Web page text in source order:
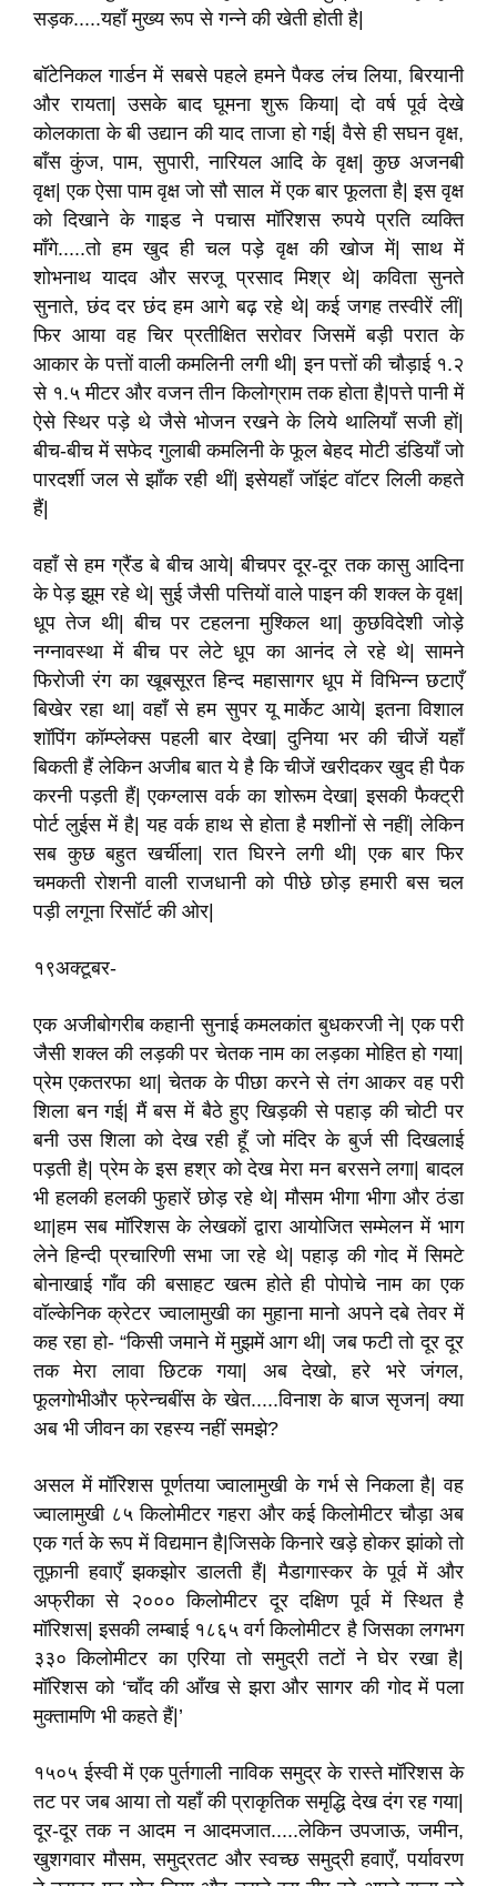
सड़क.....यहाँ मुख्य रूप से गन्ने की खेती होती है|
बॉटेनिकल गार्डन में सबसे पहले हमने पैक्ड लंच लिया, बिरयानी
और रायता| उसके बाद घूमना शुरू किया| दो वर्ष पूर्व देखे
कोलकाता के बी उद्यान की याद ताजा हो गई| वैसे ही सघन वृक्ष,
बाँस कुंज, पाम, सुपारी, नारियल आदि के वृक्ष| कुछ अजनबी
वृक्ष| एक ऐसा पाम वृक्ष जो सौ साल में एक बार फूलता है| इस वृक्ष
को दिखाने के गाइड ने पचास मॉरिशस रुपये प्रति व्यक्ति
माँगे.....तो हम खुद ही चल पड़े वृक्ष की खोज में| साथ में
शोभनाथ यादव और सरजू प्रसाद मिश्र थे| कविता सुनते
सुनाते, छंद दर छंद हम आगे बढ़ रहे थे| कई जगह तस्वीरें लीं|
फिर आया वह चिर प्रतीक्षित सरोवर जिसमें बड़ी परात के
आकार के पत्तों वाली कमलिनी लगी थी| इन पत्तों की चौड़ाई १.२
से १.५ मीटर और वजन तीन किलोग्राम तक होता है|पत्ते पानी में
ऐसे स्थिर पड़े थे जैसे भोजन रखने के लिये थालियाँ सजी हों|
बीच-बीच में सफेद गुलाबी कमलिनी के फूल बेहद मोटी डंडियाँ जो
पारदर्शी जल से झाँक रही थीं| इसेयहाँ जॉइंट वॉटर लिली कहते
हैं|
वहाँ से हम ग्रैंड बे बीच आये| बीचपर दूर-दूर तक कासु आदिना
के पेड़ झूम रहे थे| सुई जैसी पत्तियों वाले पाइन की शक्ल के वृक्ष|
धूप तेज थी| बीच पर टहलना मुश्किल था| कुछविदेशी जोड़े
नग्नावस्था में बीच पर लेटे धूप का आनंद ले रहे थे| सामने
फिरोजी रंग का खूबसूरत हिन्द महासागर धूप में विभिन्न छटाएँ
बिखेर रहा था| वहाँ से हम सुपर यू मार्केट आये| इतना विशाल
शॉपिंग कॉम्प्लेक्स पहली बार देखा| दुनिया भर की चीजें यहाँ
बिकती हैं लेकिन अजीब बात ये है कि चीजें खरीदकर खुद ही पैक
करनी पड़ती हैं| एकग्लास वर्क का शोरूम देखा| इसकी फैक्ट्री
पोर्ट लुईस में है| यह वर्क हाथ से होता है मशीनों से नहीं| लेकिन
सब कुछ बहुत खर्चीला| रात घिरने लगी थी| एक बार फिर
चमकती रोशनी वाली राजधानी को पीछे छोड़ हमारी बस चल
पड़ी लगूना रिसॉर्ट की ओर|
१९अक्टूबर-
एक अजीबोगरीब कहानी सुनाई कमलकांत बुधकरजी ने| एक परी
जैसी शक्ल की लड़की पर चेतक नाम का लड़का मोहित हो गया|
प्रेम एकतरफा था| चेतक के पीछा करने से तंग आकर वह परी
शिला बन गई| मैं बस में बैठे हुए खिड़की से पहाड़ की चोटी पर
बनी उस शिला को देख रही हूँ जो मंदिर के बुर्ज सी दिखलाई
पड़ती है| प्रेम के इस हश्र को देख मेरा मन बरसने लगा| बादल
भी हलकी हलकी फुहारें छोड़ रहे थे| मौसम भीगा भीगा और ठंडा
था|हम सब मॉरिशस के लेखकों द्वारा आयोजित सम्मेलन में भाग
लेने हिन्दी प्रचारिणी सभा जा रहे थे| पहाड़ की गोद में सिमटे
बोनाखाई गाँव की बसाहट खत्म होते ही पोपोचे नाम का एक
वॉल्केनिक क्रेटर ज्वालामुखी का मुहाना मानो अपने दबे तेवर में
कह रहा हो- “किसी जमाने में मुझमें आग थी| जब फटी तो दूर दूर
तक मेरा लावा छिटक गया| अब देखो, हरे भरे जंगल,
फूलगोभीऔर फ्रेन्चबींस के खेत.....विनाश के बाज सृजन| क्या
अब भी जीवन का रहस्य नहीं समझे?
असल में मॉरिशस पूर्णतया ज्वालामुखी के गर्भ से निकला है| वह
ज्वालामुखी ८५ किलोमीटर गहरा और कई किलोमीटर चौड़ा अब
एक गर्त के रूप में विद्यमान है|जिसके किनारे खड़े होकर झांको तो
तूफ़ानी हवाएँ झकझोर डालती हैं| मैडागास्कर के पूर्व में और
अफ्रीका से २००० किलोमीटर दूर दक्षिण पूर्व में स्थित है
मॉरिशस| इसकी लम्बाई १८६५ वर्ग किलोमीटर है जिसका लगभग
३३० किलोमीटर का एरिया तो समुद्री तटों ने घेर रखा है|
मॉरिशस को ‘चाँद की आँख से झरा और सागर की गोद में पला
मुक्तामणि भी कहते हैं|’
१५०५ ईस्वी में एक पुर्तगाली नाविक समुद्र के रास्ते मॉरिशस के
तट पर जब आया तो यहाँ की प्राकृतिक समृद्धि देख दंग रह गया|
दूर-दूर तक न आदम न आदमजात.....लेकिन उपजाऊ, जमीन,
खुशगवार मौसम, समुद्रतट और स्वच्छ समुद्री हवाएँ, पर्यावरण